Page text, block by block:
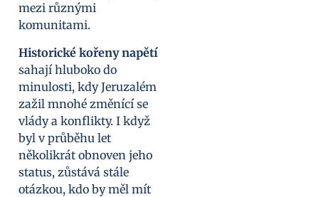
mezi různými
komunitami.
Historické kořeny napětí
sahají hluboko do
minulosti, kdy Jeruzalém
zažil mnohé změnící se
vlády a konflikty. I když
byl v průběhu let
několikrát obnoven jeho
status, zůstává stále
otázkou, kdo by měl mít